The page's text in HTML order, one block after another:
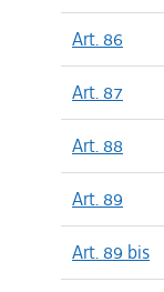
Art. 86
Art. 87
Art. 88
Art. 89
Art. 89 bis